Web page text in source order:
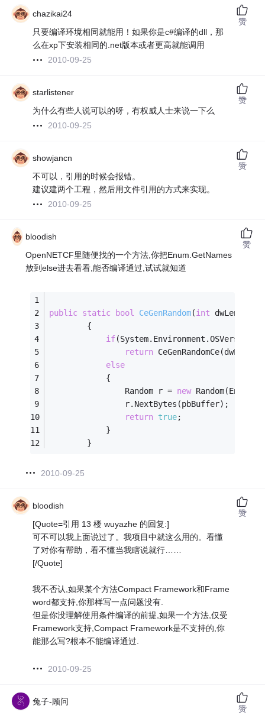
chazikai24
只要编译环境相同就能用！如果你是c#编译的dll，那
么在xp下安装相同的.net版本或者更高就能调用
2010-09-25
赞
starlistener
为什么有些人说可以的呀，有权威人士来说一下么
2010-09-25
赞
showjancn
不可以，引用的时候会报错。
建议建两个工程，然后用文件引用的方式来实现。
2010-09-25
赞
bloodish
OpenNETCF里随便找的一个方法,你把Enum.GetNames
放到else进去看看,能否编译通过,试试就知道
public static bool CeGenRandom(int dwLen,
		{
if
return
else
			{
				Random r =
new
				r.NextBytes(pbBuffer);
return true;
			}
		}
2010-09-25
赞
bloodish
[Quote=引用 13 楼 wuyazhe 的回复:]
可不可以我上面说过了。我项目中就这么用的。看懂
了对你有帮助，看不懂当我瞎说就行……
[/Quote]
我不否认,如果某个方法Compact Framework和Frame
word都支持,你那样写一点问题没有.
但是你没理解使用条件编译的前提,如果一个方法,仅受
Framework支持,Compact Framework是不支持的,你
能那么写?根本不能编译通过.
2010-09-25
赞
兔子-顾问
赞